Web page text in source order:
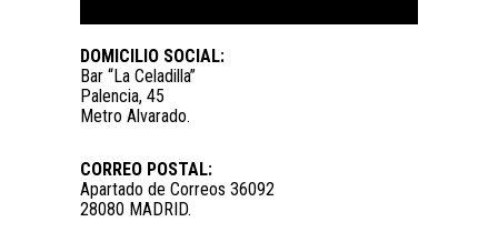
DOMICILIO SOCIAL:
Bar “La Celadilla”
Palencia, 45
Metro Alvarado.
CORREO POSTAL:
Apartado de Correos 36092
28080 MADRID.